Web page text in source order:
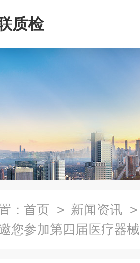
质检
： 首页 > 新闻资讯
您参加第四届医疗器